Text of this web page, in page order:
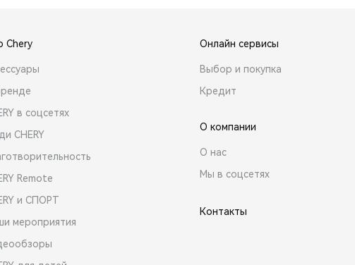
Chery
в соцсетях
CHERY
Remote
и СПОРТ
мероприятия
Онлайн сервисы
Выбор и покупка
Кредит
О компании
О нас
Мы в соцсетях
Контакты